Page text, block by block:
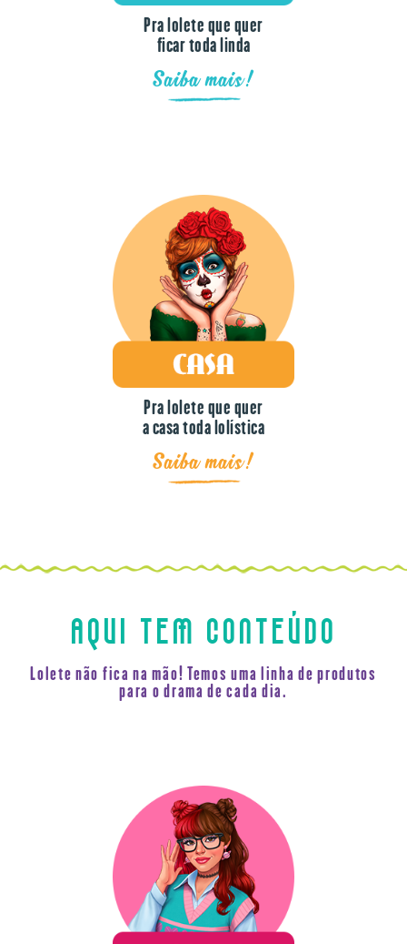
Pra lolete que quer
ficar toda linda
Saiba mais!
Pra lolete que quer
a casa toda lolística
Saiba mais!
AQUI TEM CONTEÚDO
Lolete não fica na mão! Temos uma linha de produtos
para o drama de cada dia.